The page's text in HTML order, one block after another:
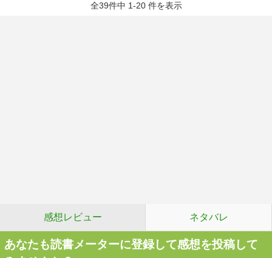
全39件中 1-20 件を表示
感想レビュー ネタバレ
あなたも読書メーターに登録して感想を投稿して